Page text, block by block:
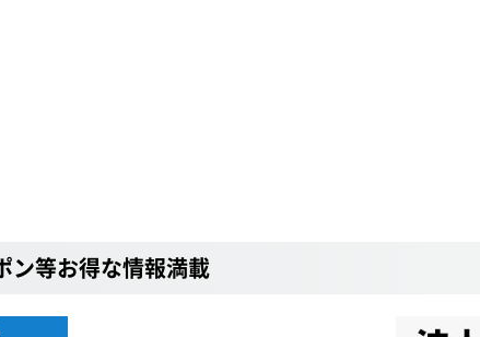
ン等お得な情報満載